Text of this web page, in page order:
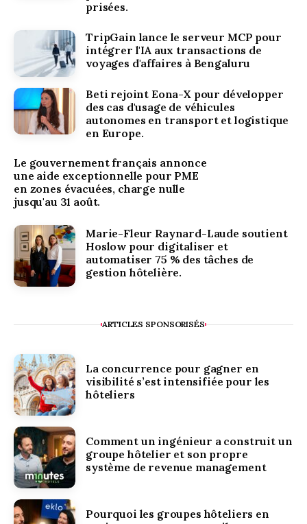
prisées.
TripGain lance le serveur MCP pour
intégrer l'IA aux transactions de
voyages d'affaires à Bengaluru
Beti rejoint Eona-X pour développer
des cas d'usage de véhicules
autonomes en transport et logistique
en Europe.
Le gouvernement français annonce
une aide exceptionnelle pour PME
en zones évacuées, charge nulle
jusqu'au 31 août.
Marie-Fleur Raynard-Laude soutient
Hoslow pour digitaliser et
automatiser 75 % des tâches de
gestion hôtelière.
ARTICLES SPONSORISÉS
La concurrence pour gagner en
visibilité s’est intensifiée pour les
hôteliers
Comment un ingénieur a construit un
groupe hôtelier et son propre
système de revenue management
Pourquoi les groupes hôteliers en